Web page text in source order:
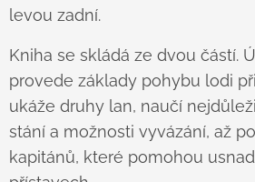
levou zadní.
Kniha se skládá ze dvou částí.
provede základy pohybu lodi
ukáže druhy lan, naučí
stání a možnosti vyvázání, až
kapitánů, které pomohou